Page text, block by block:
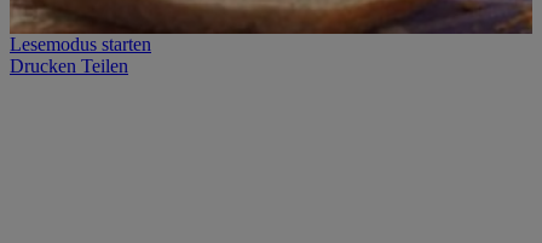
Lesemodus starten
Drucken Teilen